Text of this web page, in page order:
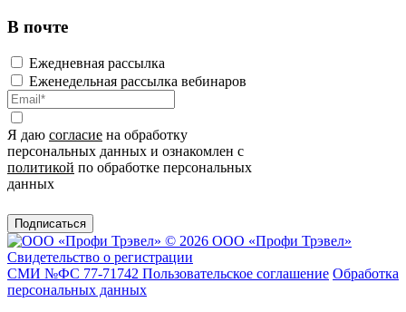
В почте
Ежедневная рассылка
Еженедельная рассылка вебинаров
Я даю согласие на обработку
персональных данных и ознакомлен с
политикой по обработке персональных
данных
Подписаться
© 2026 ООО «Профи Трэвeл»
Свидетельство о регистрации
СМИ №ФС 77-71742 Пользовательское соглашение Обработка
персональных данных